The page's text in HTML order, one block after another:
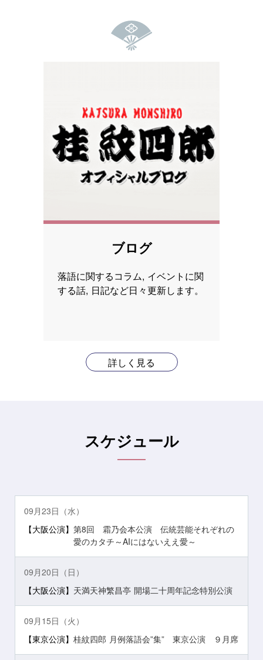
ブログ
落語に関するコラム, イベントに関
する話, 日記など日々更新します。
詳しく見る
スケジュール
09月23日（水）
【大阪公演】 第8回 霜乃会本公演 伝統芸能それぞれの
愛のカタチ～AIにはないええ愛～
09月20日（日）
【大阪公演】 天満天神繁昌亭 開場二十周年記念特別公演
09月15日（火）
【東京公演】 桂紋四郎 月例落語会”集” 東京公演 ９月席